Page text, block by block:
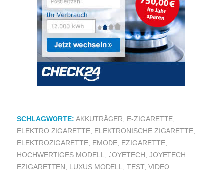
SCHLAGWORTE: AKKUTRÄGER, E-ZIGARETTE,
ELEKTRO ZIGARETTE, ELEKTRONISCHE ZIGARETTE,
ELEKTROZIGARETTE, EMODE, EZIGARETTE,
HOCHWERTIGES MODELL, JOYETECH , JOYETECH
EZIGARETTEN , LUXUS MODELL, TEST, VIDEO